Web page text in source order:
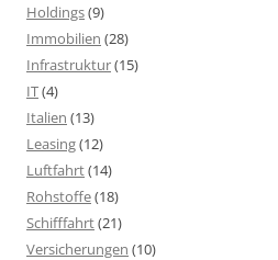
Holdings(9)
Immobilien (28)
Infrastruktur(15)
IT(4)
Italien (13)
Leasing(12)
Luftfahrt(14)
Rohstoffe(18)
Schifffahrt(21)
Versicherungen (10)